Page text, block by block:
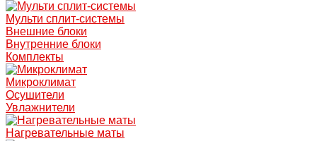
Мульти сплит-системы
Внешние блоки
Внутренние блоки
Комплекты
Микроклимат
Осушители
Увлажнители
Нагревательные маты